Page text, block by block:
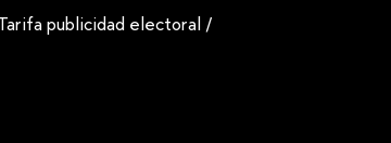
Tarifa publicidad electoral /